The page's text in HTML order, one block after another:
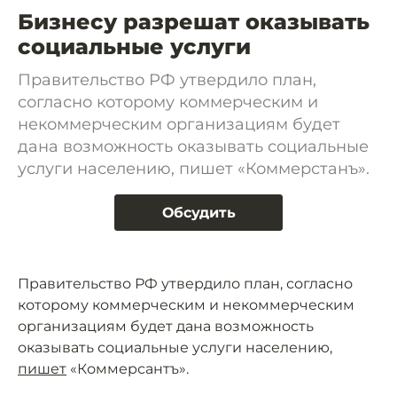
Бизнесу разрешат оказывать
социальные услуги
Правительство РФ утвердило план,
согласно которому коммерческим и
некоммерческим организациям будет
дана возможность оказывать социальные
услуги населению, пишет «Коммерстанъ».
Обсудить
Правительство РФ утвердило план, согласно
которому коммерческим и некоммерческим
организациям будет дана возможность
оказывать социальные услуги населению,
пишет «Коммерсантъ».